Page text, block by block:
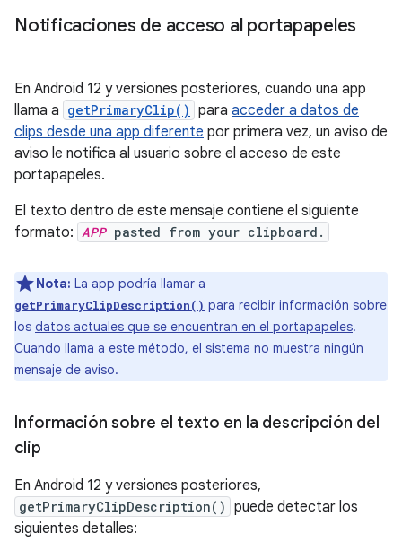
Notificaciones de acceso al portapapeles
En Android 12 y versiones posteriores, cuando una app
llama a getPrimaryClip() para acceder a datos de
clips desde una app diferente por primera vez, un aviso de
aviso le notifica al usuario sobre el acceso de este
portapapeles.
El texto dentro de este mensaje contiene el siguiente
formato: APPpasted from your clipboard.
Nota: La app podría llamar a
getPrimaryClipDescription() para recibir información sobre
los datos actuales que se encuentran en el portapapeles.
Cuando llama a este método, el sistema no muestra ningún
mensaje de aviso.
Información sobre el texto en la descripción del
clip
En Android 12 y versiones posteriores,
getPrimaryClipDescription() puede detectar los
siguientes detalles: